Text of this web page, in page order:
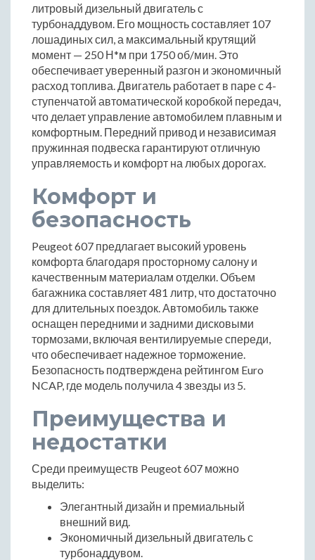
литровый дизельный двигатель с
турбонаддувом. Его мощность составляет 107
лошадиных сил, а максимальный крутящий
момент — 250 Н*м при 1750 об/мин. Это
обеспечивает уверенный разгон и экономичный
расход топлива. Двигатель работает в паре с 4-
ступенчатой автоматической коробкой передач,
что делает управление автомобилем плавным и
комфортным. Передний привод и независимая
пружинная подвеска гарантируют отличную
управляемость и комфорт на любых дорогах.
Комфорт и
безопасность
Peugeot 607 предлагает высокий уровень
комфорта благодаря просторному салону и
качественным материалам отделки. Объем
багажника составляет 481 литр, что достаточно
для длительных поездок. Автомобиль также
оснащен передними и задними дисковыми
тормозами, включая вентилируемые спереди,
что обеспечивает надежное торможение.
Безопасность подтверждена рейтингом Euro
NCAP, где модель получила 4 звезды из 5.
Преимущества и
недостатки
Среди преимуществ Peugeot 607 можно
выделить:
Элегантный дизайн и премиальный
внешний вид.
Экономичный дизельный двигатель с
турбонаддувом.